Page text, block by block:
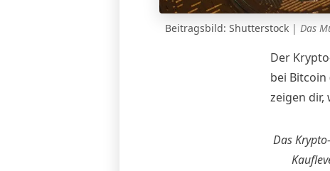
Beitragsbild: Shutterstock | Das
Der
bei Bitcoin
zeigen
Das